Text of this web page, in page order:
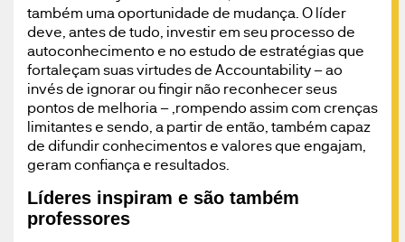
também uma oportunidade de mudança. O líder
deve, antes de tudo, investir em seu processo de
autoconhecimento e no estudo de estratégias que
fortaleçam suas virtudes de Accountability – ao
invés de ignorar ou fingir não reconhecer seus
pontos de melhoria – ,rompendo assim com crenças
limitantes e sendo, a partir de então, também capaz
de difundir conhecimentos e valores que engajam,
geram confiança e resultados.
Líderes inspiram e são também
professores